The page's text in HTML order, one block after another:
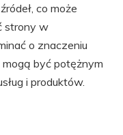
co może
strony w
o znaczeniu
być potężnym
i produktów.